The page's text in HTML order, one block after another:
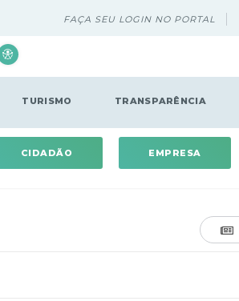
FAÇA SEU LOGIN NO PORTAL
TURISMO TRANSPARÊNCIA
CIDADÃO EMPRESA